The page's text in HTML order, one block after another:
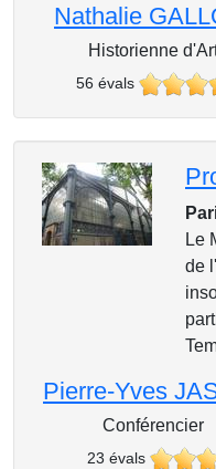
Nathalie
Historienne
56 évals
Le
de
Pierre-Yves
Conférencier
23 évals